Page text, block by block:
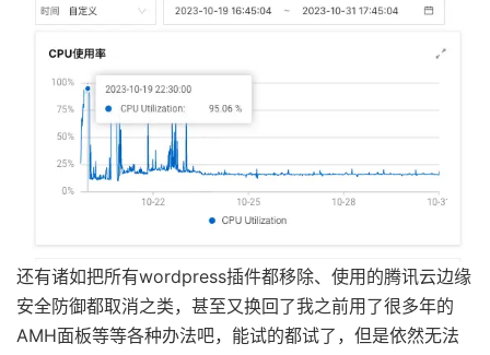
还有诸如把所有wordpress插件都移除、使用的腾讯云边缘
安全防御都取消之类，甚至又换回了我之前用了很多年的
AMH面板等等各种办法吧，能试的都试了，但是依然无法